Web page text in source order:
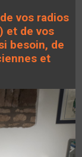
vos radios
et de vos
besoin, de
et